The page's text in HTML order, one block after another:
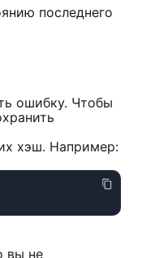
последнего
ошибку. Чтобы
хэш. Например:
вы не